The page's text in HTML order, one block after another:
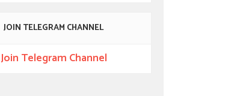
JOIN TELEGRAM CHANNEL
Join Telegram Channel